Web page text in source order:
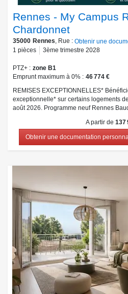
Rennes - My Campus
Chardonnet
35000 Rennes, Rue : Obtenir une
1 pièces 3ème trimestre 2028
PTZ+
zone B1
Emprunt maximum à 0%
46 774 €
REMISES EXCEPTIONNELLES*
exceptionnelle* sur certains logements
août 2026. Programme neuf Rennes
A partir de 137
Obtenir une documentation